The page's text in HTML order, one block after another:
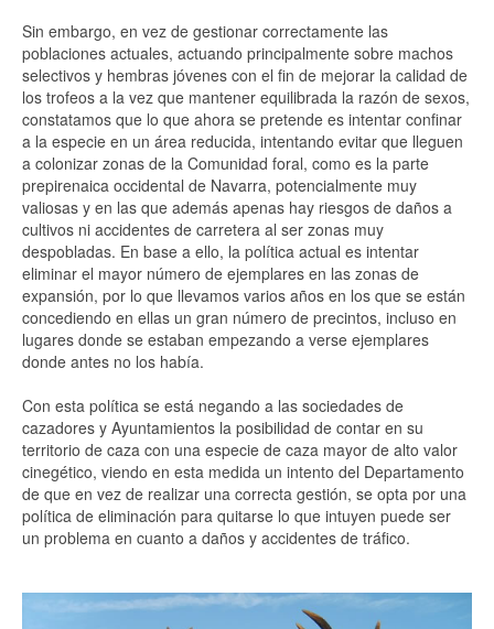
Sin embargo, en vez de gestionar correctamente las
poblaciones actuales, actuando principalmente sobre machos
selectivos y hembras jóvenes con el fin de mejorar la calidad de
los trofeos a la vez que mantener equilibrada la razón de sexos,
constatamos que lo que ahora se pretende es intentar confinar
a la especie en un área reducida, intentando evitar que lleguen
a colonizar zonas de la Comunidad foral, como es la parte
prepirenaica occidental de Navarra, potencialmente muy
valiosas y en las que además apenas hay riesgos de daños a
cultivos ni accidentes de carretera al ser zonas muy
despobladas. En base a ello, la política actual es intentar
eliminar el mayor número de ejemplares en las zonas de
expansión, por lo que llevamos varios años en los que se están
concediendo en ellas un gran número de precintos, incluso en
lugares donde se estaban empezando a verse ejemplares
donde antes no los había.
Con esta política se está negando a las sociedades de
cazadores y Ayuntamientos la posibilidad de contar en su
territorio de caza con una especie de caza mayor de alto valor
cinegético, viendo en esta medida un intento del Departamento
de que en vez de realizar una correcta gestión, se opta por una
política de eliminación para quitarse lo que intuyen puede ser
un problema en cuanto a daños y accidentes de tráfico.